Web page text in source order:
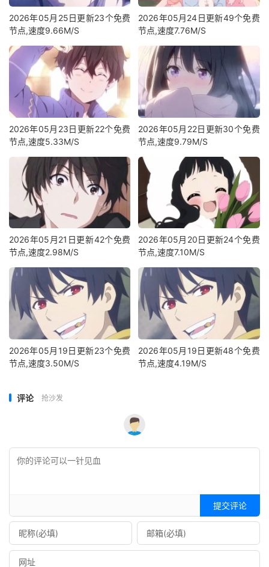
2026年05月25日更新23个免费
节点,速度9.66M/S
2026年05月24日更新49个免费
节点,速度7.76M/S
2026年05月23日更新22个免费
节点,速度5.33M/S
2026年05月22日更新30个免费
节点,速度9.79M/S
2026年05月21日更新42个免费
节点,速度2.98M/S
2026年05月20日更新24个免费
节点,速度7.10M/S
2026年05月19日更新23个免费
节点,速度3.50M/S
2026年05月19日更新48个免费
节点,速度4.19M/S
评论 抢沙发
提交评论